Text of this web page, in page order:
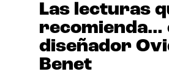
Las lecturas
recomienda…
diseñador
Benet